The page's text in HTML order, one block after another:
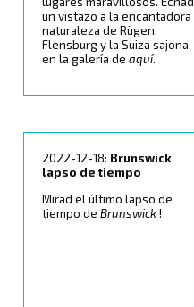
un vistazo a la encantadora
naturaleza de Rügen,
Flensburg y la Suiza sajona
en la galería deaquí.
2022-12-18: Brunswick
lapso de tiempo
Mirad el último lapso de
tiempo deBrunswick!